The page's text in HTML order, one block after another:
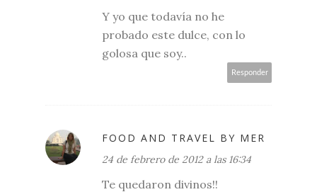
Y yo que todavía no he
probado este dulce, con lo
golosa que soy..
Responder
FOOD AND TRAVEL BY MER
24 de febrero de 2012 a las 16:34
Te quedaron divinos!!